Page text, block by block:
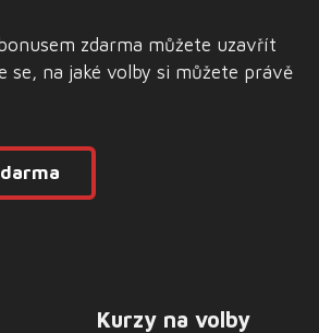
zdarma můžete uzavřít
se, na jaké volby si můžete právě
Kurzy na volby